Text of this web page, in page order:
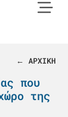
← ΑΡΧΙΚΗ
που
της